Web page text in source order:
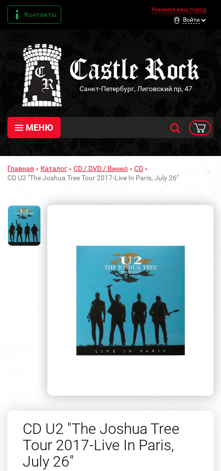
Контакты
Укажите ваш город
Войти
Санкт-Петербург, Лиговский пр, 47
МЕНЮ
Главная Каталог CD / DVD / Винил
CD
CD U2 "The Joshua Tree Tour 2017-Live In Paris, July 26"
CD U2 "The Joshua Tree
Tour 2017-Live In Paris,
July 26"